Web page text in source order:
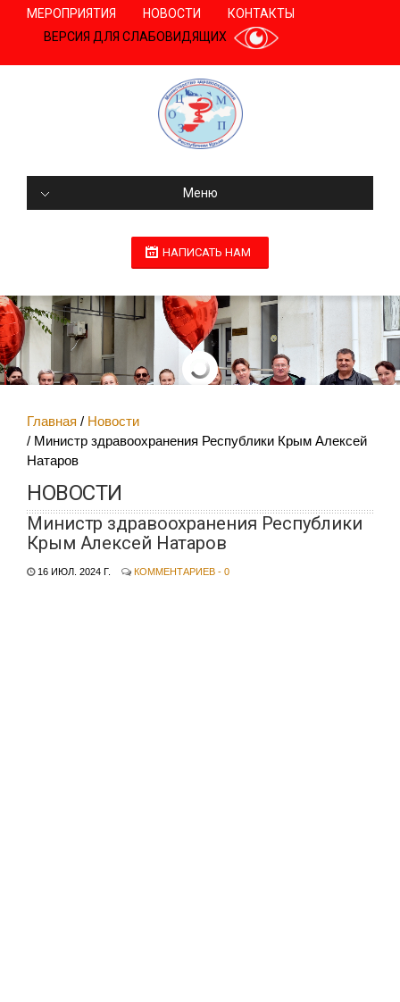
МЕРОПРИЯТИЯ НОВОСТИ
КОНТАКТЫ
ВЕРСИЯ ДЛЯ СЛАБОВИДЯЩИХ
Меню
НАПИСАТЬ НАМ
Главная
Новости
Министр здравоохранения Республики Крым Алексей
Натаров
НОВОСТИ
Министр здравоохранения Республики
Крым Алексей Натаров
16 ИЮЛ. 2024 Г. КОММЕНТАРИЕВ - 0